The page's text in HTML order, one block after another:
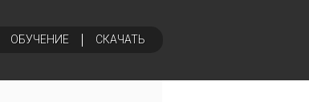
ОБУЧЕНИЕ СКАЧАТЬ